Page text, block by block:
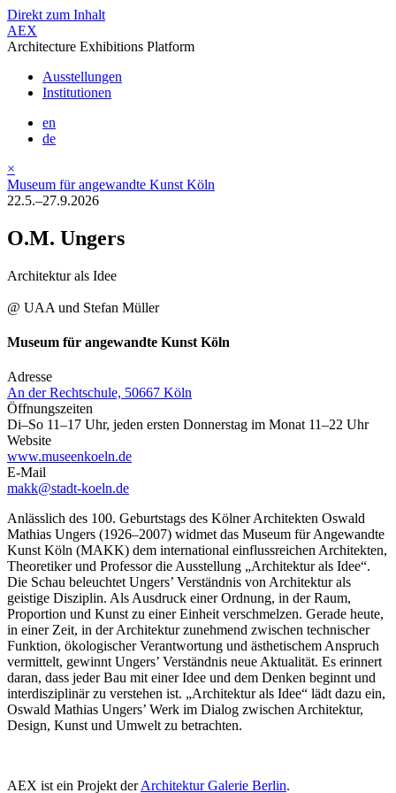
Direkt zum Inhalt
AEX
Architecture Exhibitions Platform
Ausstellungen
Institutionen
en
de
×
Museum für angewandte Kunst Köln
22.5.–27.9.2026
O.M. Ungers
Architektur als Idee
@ UAA und Stefan Müller
Museum für angewandte Kunst Köln
Adresse
An der Rechtschule, 50667 Köln
Öffnungszeiten
Di–So 11–17 Uhr, jeden ersten Donnerstag im Monat 11–22 Uhr
Website
www.museenkoeln.de
E-Mail
makk@stadt-koeln.de
Anlässlich des 100. Geburtstags des Kölner Architekten Oswald
Mathias Ungers (1926–2007) widmet das Museum für Angewandte
Kunst Köln (MAKK) dem international einflussreichen Architekten,
Theoretiker und Professor die Ausstellung „Architektur als Idee“.
Die Schau beleuchtet Ungers’ Verständnis von Architektur als
geistige Disziplin. Als Ausdruck einer Ordnung, in der Raum,
Proportion und Kunst zu einer Einheit verschmelzen. Gerade heute,
in einer Zeit, in der Architektur zunehmend zwischen technischer
Funktion, ökologischer Verantwortung und ästhetischem Anspruch
vermittelt, gewinnt Ungers’ Verständnis neue Aktualität. Es erinnert
daran, dass jeder Bau mit einer Idee und dem Denken beginnt und
interdisziplinär zu verstehen ist. „Architektur als Idee“ lädt dazu ein,
Oswald Mathias Ungers’ Werk im Dialog zwischen Architektur,
Design, Kunst und Umwelt zu betrachten.
AEX ist ein Projekt derArchitektur Galerie Berlin.